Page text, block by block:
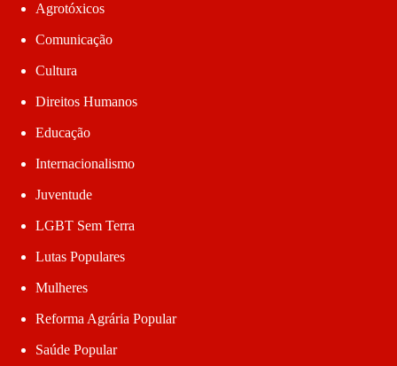
Agrotóxicos
Comunicação
Cultura
Direitos Humanos
Educação
Internacionalismo
Juventude
LGBT Sem Terra
Lutas Populares
Mulheres
Reforma Agrária Popular
Saúde Popular